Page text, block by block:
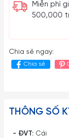
Miễn phí
500,000
Chia sẻ ngay:
Chia sẻ
THÔNG SỐ
- ĐVT: Cái